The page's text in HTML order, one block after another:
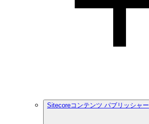
Sitecoreコンテンツ パブリッシャー